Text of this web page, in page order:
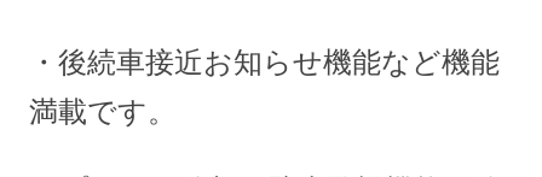
・後続車接近お知らせ機能など機能
満載です。